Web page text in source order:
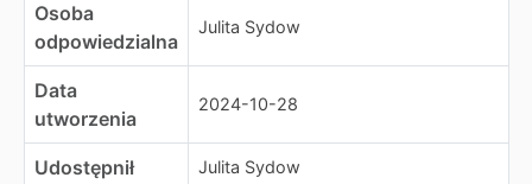
Osoba
odpowiedzialna
Julita Sydow
Data
utworzenia
2024-10-28
Udostępnił Julita Sydow